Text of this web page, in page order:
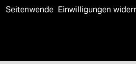
Seitenwende Einwilligungen